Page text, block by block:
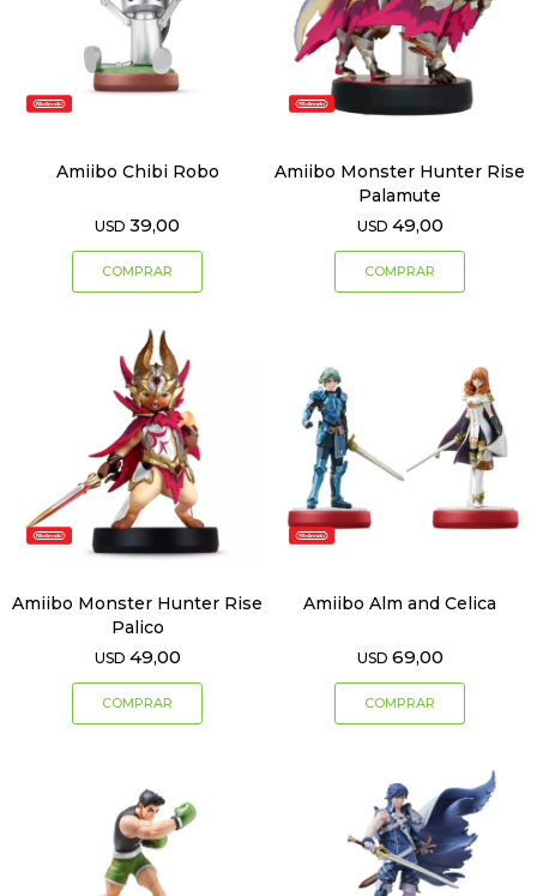
Amiibo Chibi Robo
USD 39,00
Amiibo Monster Hunter Rise
Palamute
USD 49,00
Amiibo Monster Hunter Rise
Palico
USD 49,00
Amiibo Alm and Celica
USD 69,00